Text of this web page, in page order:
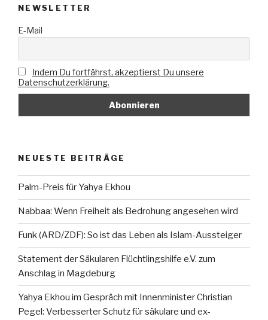
NEWSLETTER
E-Mail
Indem Du fortfährst, akzeptierst Du unsere
Datenschutzerklärung.
NEUESTE BEITRÄGE
Palm-Preis für Yahya Ekhou
Nabbaa: Wenn Freiheit als Bedrohung angesehen wird
Funk (ARD/ZDF): So ist das Leben als Islam-Aussteiger
Statement der Säkularen Flüchtlingshilfe e.V. zum
Anschlag in Magdeburg
Yahya Ekhou im Gespräch mit Innenminister Christian
Pegel: Verbesserter Schutz für säkulare und ex-